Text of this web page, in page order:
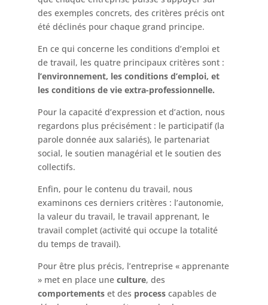
des exemples concrets, des critères précis ont
été déclinés pour chaque grand principe.
En ce qui concerne les conditions d’emploi et
de travail, les quatre principaux critères sont :
l’environnement, les conditions d’emploi, et
les conditions de vie extra-professionnelle.
Pour la capacité d’expression et d’action, nous
regardons plus précisément : le participatif (la
parole donnée aux salariés), le partenariat
social, le soutien managérial et le soutien des
collectifs.
Enfin, pour le contenu du travail, nous
examinons ces derniers critères : l’autonomie,
la valeur du travail, le travail apprenant, le
travail complet (activité qui occupe la totalité
du temps de travail).
Pour être plus précis, l’entreprise « apprenante
» met en place une culture, des
comportementset des processcapables de